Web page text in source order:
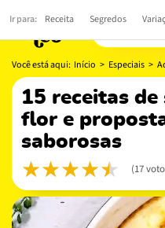
Você está aqui: Início > Especiais >
15 receitas de suflê de couve
flor e
saborosas
(17
Ir para: Receita Segredos